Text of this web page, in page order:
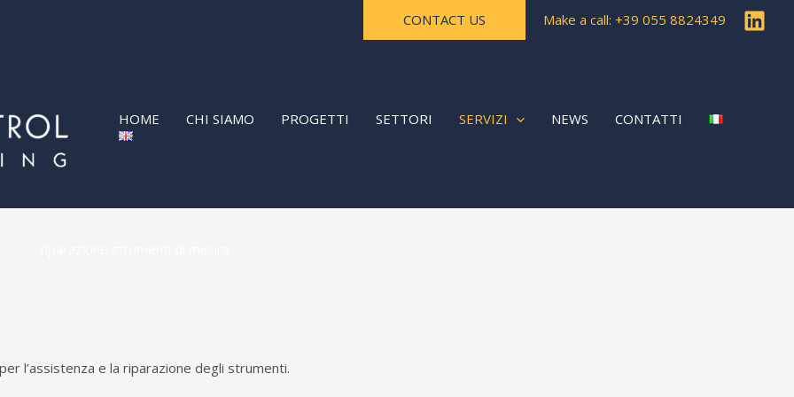
CONTACT US Make a call: +39 055 8824349
HOME CHI SIAMO PROGETTI SETTORI SERVIZI NEWS CONTATTI
l’assistenza e la riparazione degli strumenti.